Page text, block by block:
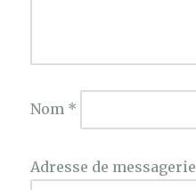
Nom *
Adresse de messagerie